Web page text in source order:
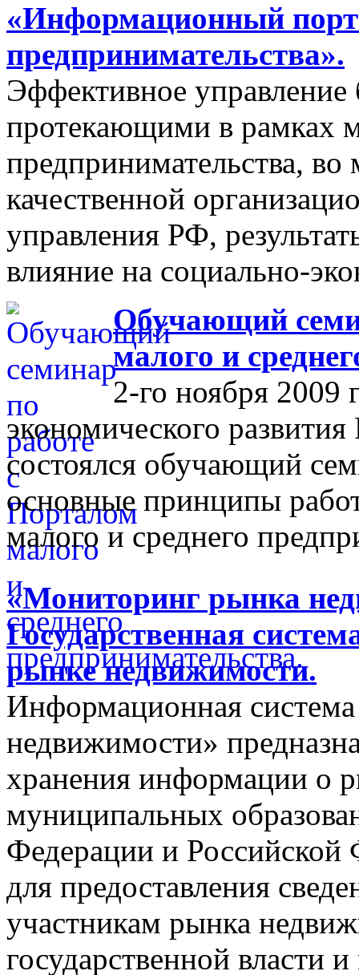
«Информационный
предпринимательства».
Эффективное управление
протекающими в рамках
предпринимательства,
качественной
управления РФ,
влияние на социально-
Обучающий
малого и
2-го ноября 2009
экономического
состоялся обучающий
основные принципы
малого и среднего
«Мониторинг рынка
Государственная
рынке недвижимости.
Информационная
недвижимости»
хранения информации о
муниципальных
Федерации и Российской
для предоставления
участникам рынка
государственной власти